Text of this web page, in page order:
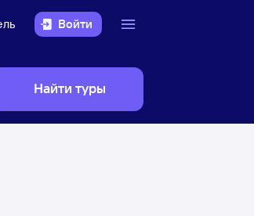
Войти
Найти туры